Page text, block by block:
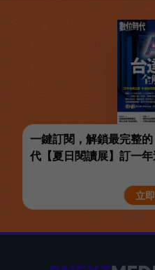
一鍵訂閱，解鎖最完整
代【夏日閱讀展】訂一
立